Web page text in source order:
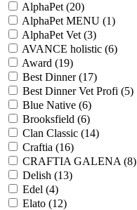
AlphaPet (20)
AlphaPet MENU (1)
AlphaPet Vet (3)
AVANCE holistic (6)
Award (19)
Best Dinner(17)
Best Dinner Vet Profi (5)
Blue Native (6)
Brooksfield (6)
Clan Classic (14)
Craftia (16)
CRAFTIA GALENA (8)
Delish (13)
Edel (4)
Elato (12)